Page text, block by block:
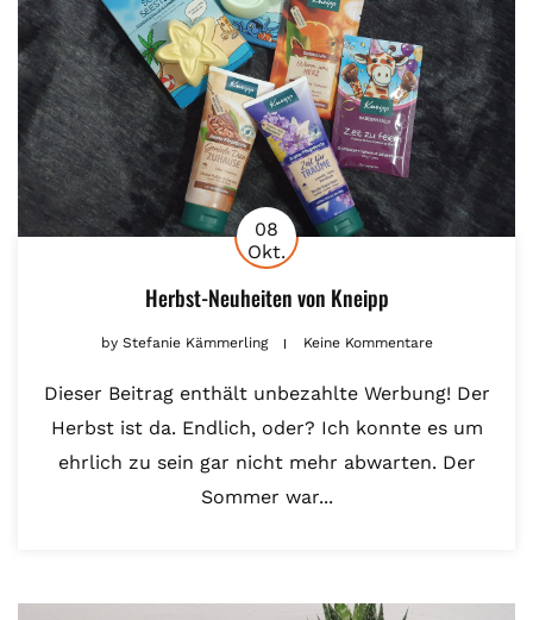
08
Okt.
Herbst-Neuheiten von Kneipp
byStefanie Kämmerling Keine Kommentare
Dieser Beitrag enthält unbezahlte Werbung! Der
Herbst ist da. Endlich, oder? Ich konnte es um
ehrlich zu sein gar nicht mehr abwarten. Der
Sommer war...